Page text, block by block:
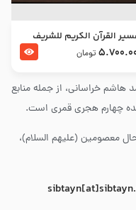
هاشم خراسانی، از جمله منابع
سده چهارم هجری قمری است.
معصومین (علیهم السلام)،
القرآن الكريم للشريف
قدس سرّه
تومان